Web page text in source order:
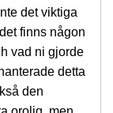
det viktiga
finns någon
vad ni gjorde
detta
den